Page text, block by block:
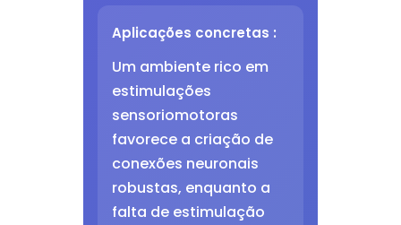
Aplicações concretas :
Um ambiente rico em
estimulações
sensoriomotoras
favorece a criação de
conexões neuronais
robustas, enquanto a
falta de estimulação